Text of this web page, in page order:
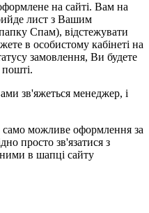
на сайті. Вам на
лист з Вашим
Спам), відстежувати
в особистому кабінеті на
замовлення, Ви будете
зв'яжеться менеджер, і
само можливе оформлення за
просто зв'язатися з
в шапці сайту